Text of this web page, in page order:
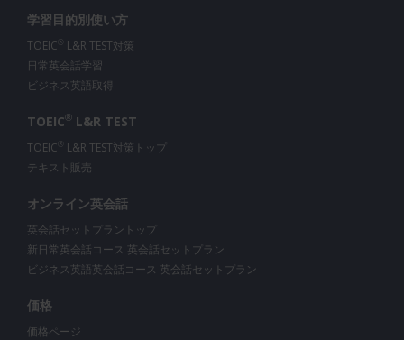
学習目的別使い方
TOEIC ®
L&R TEST対策
日常英会話学習
ビジネス英語取得
TOEIC® L&R TEST
TOEIC ®
L&R TEST対策トップ
テキスト販売
オンライン英会話
英会話セットプラントップ
新日常英会話コース 英会話セットプラン
ビジネス英語英会話コース 英会話セットプラン
価格
価格ページ